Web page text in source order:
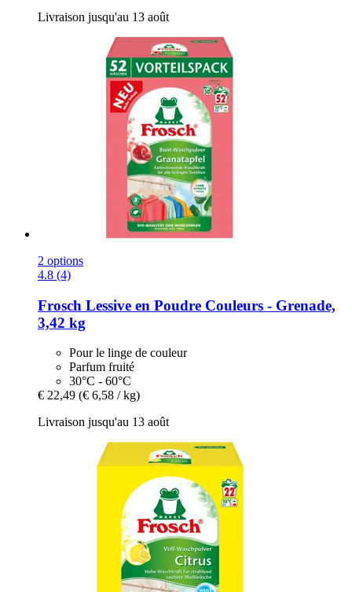
Livraison jusqu'au 13 août
2 options
4.8 (4)
Frosch Lessive en Poudre Couleurs -​ Grenade,
3,42 kg
Pour le linge de couleur
Parfum fruité
30°C - 60°C
€ 22,49 (€ 6,58 / kg)
Livraison jusqu'au 13 août